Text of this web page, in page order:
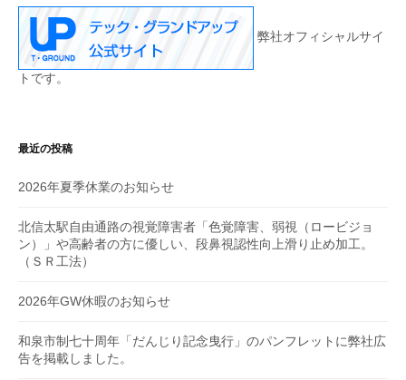
弊社オフィシャルサイ
トです。
最近の投稿
2026年夏季休業のお知らせ
北信太駅自由通路の視覚障害者「色覚障害、弱視（ロービジョ
ン）」や高齢者の方に優しい、段鼻視認性向上滑り止め加工。
（ＳＲ工法）
2026年GW休暇のお知らせ
和泉市制七十周年「だんじり記念曳行」のパンフレットに弊社広
告を掲載しました。